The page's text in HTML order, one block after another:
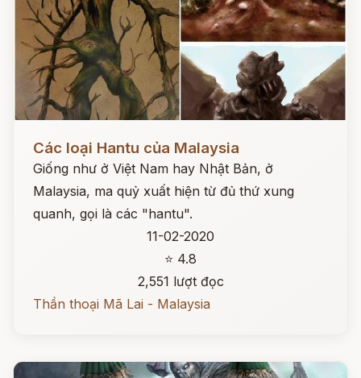
Các loại Hantu của Malaysia
Giống như ở Việt Nam hay Nhật Bản, ở
Malaysia, ma quỷ xuất hiện từ đủ thứ xung
quanh, gọi là các "hantu".
11-02-2020
⭐ 4.8
2,551 lượt đọc
Thần thoại Mã Lai - Malaysia